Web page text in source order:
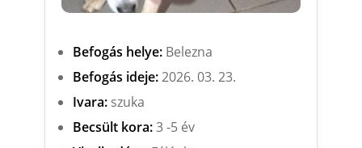
Befogás helye:Belezna
Befogás ideje:2026. 03. 23.
Ivara:szuka
Becsült kora:3 -5 év